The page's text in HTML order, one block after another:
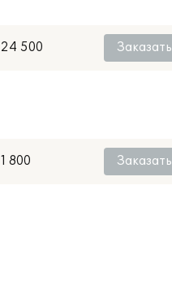
24 500 Заказать
1 800 Заказать